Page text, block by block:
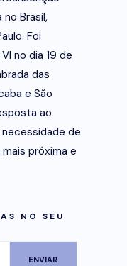
Brasil,
Foi
no dia 19 de
das
e São
ao
de
próxima e
NO SEU